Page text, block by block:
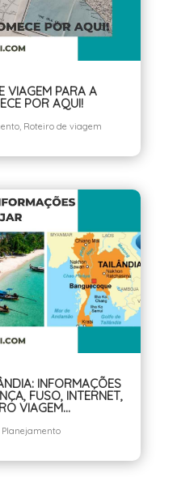
VIAGEM PARA A
POR AQUI!
, Roteiro de viagem
INFORMAÇÕES
FUSO, INTERNET,
VIAGEM…
Planejamento